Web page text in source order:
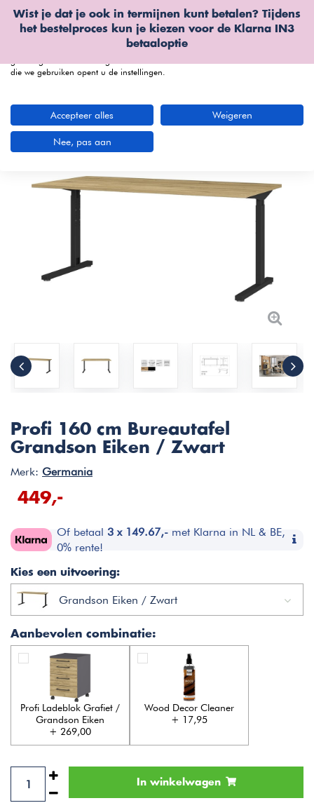
Wist je dat je ook in termijnen kunt betalen? Tijdens
het bestelproces kun je kiezen voor de Klarna IN3
betaaloptie
Profi 160 cm Bureautafel
Grandson Eiken / Zwart
Merk: Germania
449,-
Of betaal 3 x 149.67,- met Klarna in NL & BE,
0% rente!
Kies een uitvoering:
Grandson Eiken / Zwart
Aanbevolen combinatie:
Profi Ladeblok Grafiet /
Grandson Eiken
+ 269,00
Wood Decor Cleaner
+ 17,95
In winkelwagen
Wij gebruiken cookies
We kunnen deze plaatsen voor analyse van onze bezoekersgegevens, om
onze website te verbeteren, gepersonaliseerde inhoud te tonen en om u een
die we gebruiken opent u de instellingen.
Accepteer alles Weigeren
Nee, pas aan